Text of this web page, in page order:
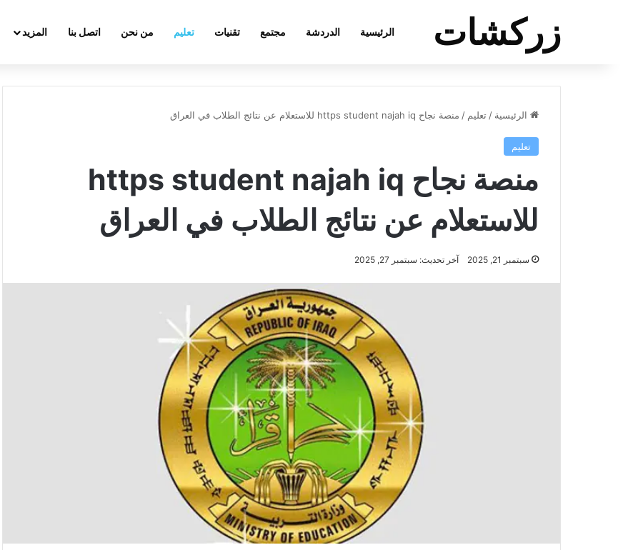
زركشات الرئيسية الدردشة مجتمع تقنيات تعليم من نحن اتصل بنا المزيد
الرئيسية / تعليم / منصة نجاح https student najah iq للاستعلام عن نتائج الطلاب في العراق
تعليم
منصة نجاح https student najah iq
للاستعلام عن نتائج الطلاب في العراق
سبتمبر 21, 2025 آخر تحديث: سبتمبر 27, 2025